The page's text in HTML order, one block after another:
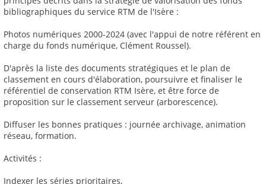
bibliographiques du service RTM de l'Isère :
Photos numériques 2000-2024 (avec l'appui de notre référent en
charge du fonds numérique, Clément Roussel).
D'après la liste des documents stratégiques et le plan de
classement en cours d'élaboration, poursuivre et finaliser le
référentiel de conservation RTM Isère, et être force de
proposition sur le classement serveur (arborescence).
Diffuser les bonnes pratiques : journée archivage, animation
réseau, formation.
Activités :
Indexer les séries prioritaires,